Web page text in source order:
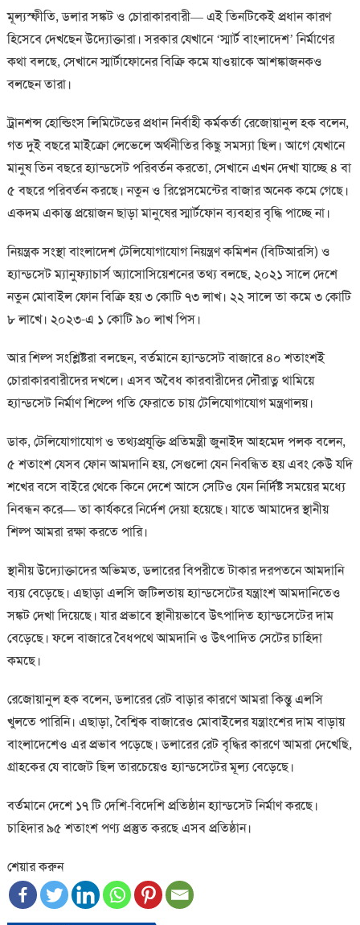
মূল্যস্ফীতি, ডলার সঙ্কট ও চোরাকারবারী— এই তিনটিকেই প্রধান কারণ
হিসেবে দেখছেন উদ্যোক্তারা। সরকার যেখানে ‘স্মার্ট বাংলাদেশ’ নির্মাণের
কথা বলছে, সেখানে স্মার্টাফোনের বিক্রি কমে যাওয়াকে আশঙ্কাজনকও
বলছেন তারা।
ট্রানশন্স হোল্ডিংস লিমিটেডের প্রধান নির্বাহী কর্মকর্তা রেজোয়ানুল হক বলেন,
গত দুই বছরে মাইক্রো লেভেলে অর্থনীতির কিছু সমস্যা ছিল। আগে যেখানে
মানুষ তিন বছরে হ্যান্ডসেট পরিবর্তন করতো, সেখানে এখন দেখা যাচ্ছে ৪ বা
৫ বছরে পরিবর্তন করছে। নতুন ও রিপ্লেসমেন্টের বাজার অনেক কমে গেছে।
একদম একান্ত প্রয়োজন ছাড়া মানুষের স্মার্টফোন ব্যবহার বৃদ্ধি পাচ্ছে না।
নিয়ন্ত্রক সংস্থা বাংলাদেশ টেলিযোগাযোগ নিয়ন্ত্রণ কমিশন (বিটিআরসি) ও
হ্যান্ডসেট ম্যানুফ্যাচার্স অ্যাসোসিয়েশনের তথ্য বলছে, ২০২১ সালে দেশে
নতুন মোবাইল ফোন বিক্রি হয় ৩ কোটি ৭৩ লাখ। ২২ সালে তা কমে ৩ কোটি
৮ লাখে। ২০২৩-এ ১ কোটি ৯০ লাখ পিস।
আর শিল্প সংশ্লিষ্টরা বলছেন, বর্তমানে হ্যান্ডসেট বাজারে ৪০ শতাংশই
চোরাকারবারীদের দখলে। এসব অবৈধ কারবারীদের দৌরাত্ন থামিয়ে
হ্যান্ডসেট নির্মাণ শিল্পে গতি ফেরাতে চায় টেলিযোগাযোগ মন্ত্রণালয়।
ডাক, টেলিযোগাযোগ ও তথ্যপ্রযুক্তি প্রতিমন্ত্রী জুনাইদ আহমেদ পলক বলেন,
৫ শতাংশ যেসব ফোন আমদানি হয়, সেগুলো যেন নিবন্ধিত হয় এবং কেউ যদি
শখের বসে বাইরে থেকে কিনে দেশে আসে সেটিও যেন নির্দিষ্ট সময়ের মধ্যে
নিবন্ধন করে—তা কার্যকরে নির্দেশ দেয়া হয়েছে। যাতে আমাদের স্থানীয়
শিল্প আমরা রক্ষা করতে পারি।
স্থানীয় উদ্যোক্তাদের অভিমত, ডলারের বিপরীতে টাকার দরপতনে আমদানি
ব্যয় বেড়েছে। এছাড়া এলসি জটিলতায় হ্যান্ডসেটের যন্ত্রাংশ আমদানিতেও
সঙ্কট দেখা দিয়েছে। যার প্রভাবে স্থানীয়ভাবে উৎপাদিত হ্যান্ডসেটের দাম
বেড়েছে। ফলে বাজারে বৈধপথে আমদানি ও উৎপাদিত সেটের চাহিদা
কমছে।
রেজোয়ানুল হক বলেন, ডলারের রেট বাড়ার কারণে আমরা কিন্তু এলসি
খুলতে পারিনি। এছাড়া, বৈশ্বিক বাজারেও মোবাইলের যন্ত্রাংশের দাম বাড়ায়
বাংলাদেশেও এর প্রভাব পড়েছে। ডলারের রেট বৃদ্ধির কারণে আমরা দেখেছি,
গ্রাহকের যে বাজেট ছিল তারচেয়েও হ্যান্ডসেটের মূল্য বেড়েছে।
বর্তমানে দেশে ১৭ টি দেশি-বিদেশি প্রতিষ্ঠান হ্যান্ডসেট নির্মাণ করছে।
চাহিদার ৯৫ শতাংশ পণ্য প্রস্তুত করছে এসব প্রতিষ্ঠান।
শেয়ার করুন